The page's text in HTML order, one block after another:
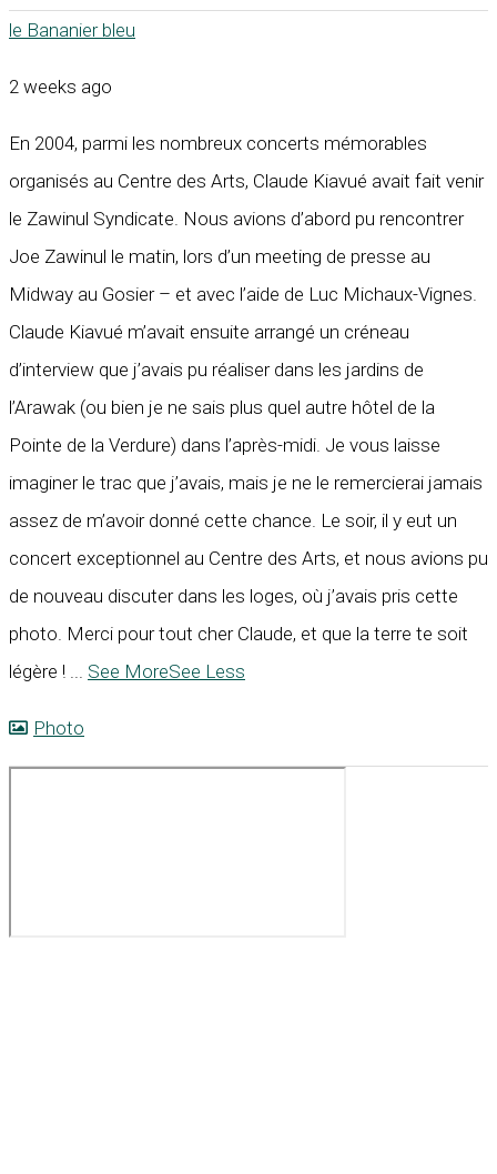
le Bananier bleu
2 weeks ago
En 2004, parmi les nombreux concerts mémorables
organisés au Centre des Arts, Claude Kiavué avait fait venir
le Zawinul Syndicate. Nous avions d’abord pu rencontrer
Joe Zawinul le matin, lors d’un meeting de presse au
Midway au Gosier – et avec l’aide de Luc Michaux-Vignes.
Claude Kiavué m’avait ensuite arrangé un créneau
d’interview que j’avais pu réaliser dans les jardins de
l’Arawak (ou bien je ne sais plus quel autre hôtel de la
Pointe de la Verdure) dans l’après-midi. Je vous laisse
imaginer le trac que j’avais, mais je ne le remercierai jamais
assez de m’avoir donné cette chance. Le soir, il y eut un
concert exceptionnel au Centre des Arts, et nous avions pu
de nouveau discuter dans les loges, où j’avais pris cette
photo. Merci pour tout cher Claude, et que la terre te soit
légère ! ... See MoreSee Less
Photo